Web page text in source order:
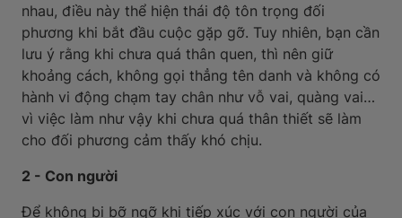
nhau, điều này thể hiện thái độ tôn trọng đối
phương khi bắt đầu cuộc gặp gỡ. Tuy nhiên, bạn cần
lưu ý rằng khi chưa quá thân quen, thì nên giữ
khoảng cách, không gọi thẳng tên danh và không có
hành vi động chạm tay chân như vỗ vai, quàng vai…
vì việc làm như vậy khi chưa quá thân thiết sẽ làm
cho đối phương cảm thấy khó chịu.
2 - Con người
Để không bị bỡ ngỡ khi tiếp xúc với con người của